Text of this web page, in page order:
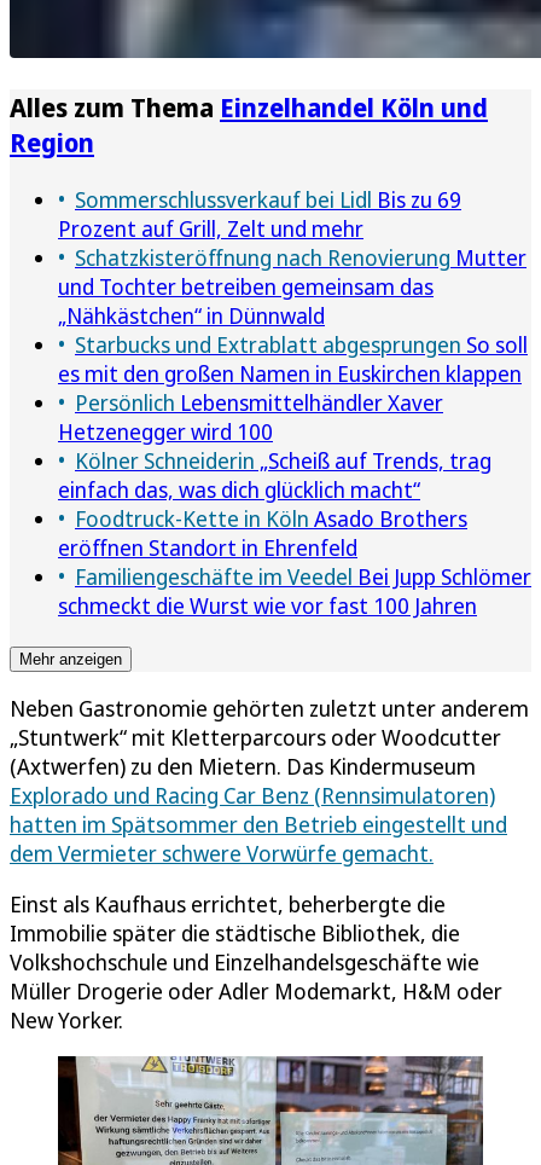
Alles zum Thema Einzelhandel Köln und
Region
Sommerschlussverkauf bei Lidl Bis zu 69
Prozent auf Grill, Zelt und mehr
Schatzkisteröffnung nach Renovierung Mutter
und Tochter betreiben gemeinsam das
„Nähkästchen“ in Dünnwald
Starbucks und Extrablatt abgesprungen So soll
es mit den großen Namen in Euskirchen klappen
Persönlich Lebensmittelhändler Xaver
Hetzenegger wird 100
Kölner Schneiderin „Scheiß auf Trends, trag
einfach das, was dich glücklich macht“
Foodtruck-Kette in Köln Asado Brothers
eröffnen Standort in Ehrenfeld
Familiengeschäfte im Veedel Bei Jupp Schlömer
schmeckt die Wurst wie vor fast 100 Jahren
Mehr anzeigen
Neben Gastronomie gehörten zuletzt unter anderem
„Stuntwerk“ mit Kletterparcours oder Woodcutter
(Axtwerfen) zu den Mietern. Das Kindermuseum
Explorado und Racing Car Benz (Rennsimulatoren)
hatten im Spätsommer den Betrieb eingestellt und
dem Vermieter schwere Vorwürfe gemacht.
Einst als Kaufhaus errichtet, beherbergte die
Immobilie später die städtische Bibliothek, die
Volkshochschule und Einzelhandelsgeschäfte wie
Müller Drogerie oder Adler Modemarkt, H&M oder
New Yorker.